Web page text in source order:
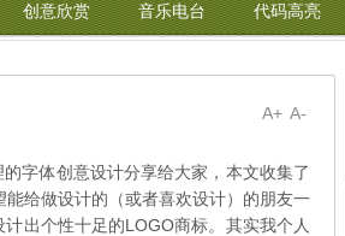
创意欣赏 音乐电台 代码高亮
A-
A+
字体创意设计分享给大家，本文收集了
给做设计的（或者喜欢设计）的朋友一
出个性十足的LOGO商标。其实我个人